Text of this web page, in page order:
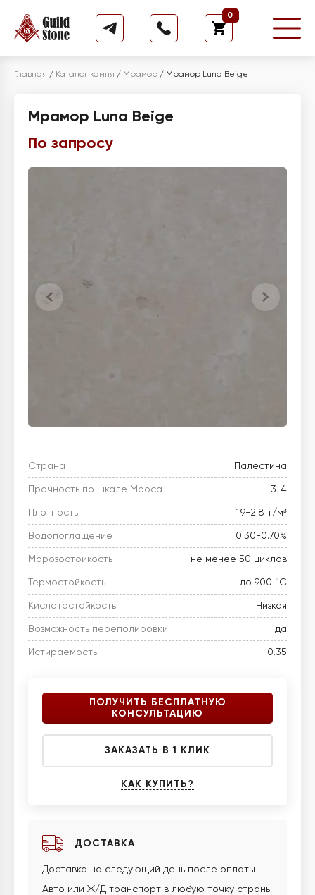
0
Главная / Каталог камня / Мрамор / Мрамор Luna Beige
Мрамор Luna Beige
По запросу
Страна Палестина
Прочность по шкале Мооса 3-4
Плотность 1.9-2.8 т/м³
Водопоглащение 0.30-0.70%
Морозостойкость не менее 50 циклов
Термостойкость до 900 °C
Кислотостойкость Низкая
Возможность переполировки да
Истираемость 0.35
ПОЛУЧИТЬ БЕСПЛАТНУЮ
КОНСУЛЬТАЦИЮ
ЗАКАЗАТЬ В 1 КЛИК
КАК КУПИТЬ?
ДОСТАВКА
Доставка на следующий день после оплаты
Авто или Ж/Д транспорт в любую точку страны